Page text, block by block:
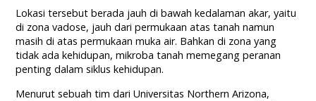
Lokasi tersebut berada jauh di bawah kedalaman akar, yaitu
di zona vadose, jauh dari permukaan atas tanah namun
masih di atas permukaan muka air. Bahkan di zona yang
tidak ada kehidupan, mikroba tanah memegang peranan
penting dalam siklus kehidupan.
Menurut sebuah tim dari Universitas Northern Arizona,